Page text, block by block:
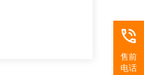
售前
电话